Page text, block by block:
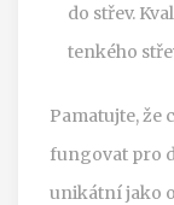
do střev.
tenkého
Pamatujte, že
fungovat pro
unikátní jako